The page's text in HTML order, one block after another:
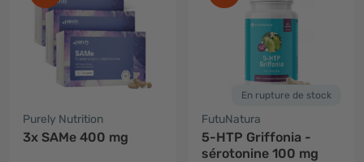
Purely Nutrition
3x SAMe 400 mg
En rupture de stock
FutuNatura
5-HTP Griffonia -
sérotonine 100 mg